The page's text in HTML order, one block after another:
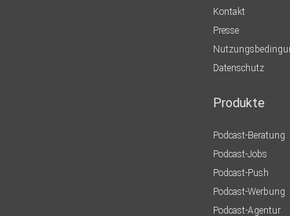
Kontakt
Presse
Datenschutz
Produkte
Podcast-Beratung
Podcast-Jobs
Podcast-Push
Podcast-Werbung
Podcast-Agentur